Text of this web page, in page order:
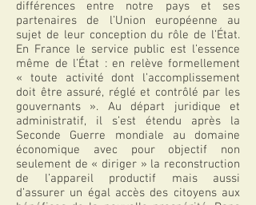
différences entre notre pays et ses
partenaires de l’Union européenne au
sujet de leur conception du rôle de l’État.
En France le service public est l’essence
même de l’État : en relève formellement
« toute activité dont l’accomplissement
doit être assuré, réglé et contrôlé par les
gouvernants ». Au départ juridique et
administratif, il s’est étendu après la
Seconde Guerre mondiale au domaine
économique avec pour objectif non
seulement de « diriger » la reconstruction
de l’appareil productif mais aussi
d’assurer un égal accès des citoyens aux